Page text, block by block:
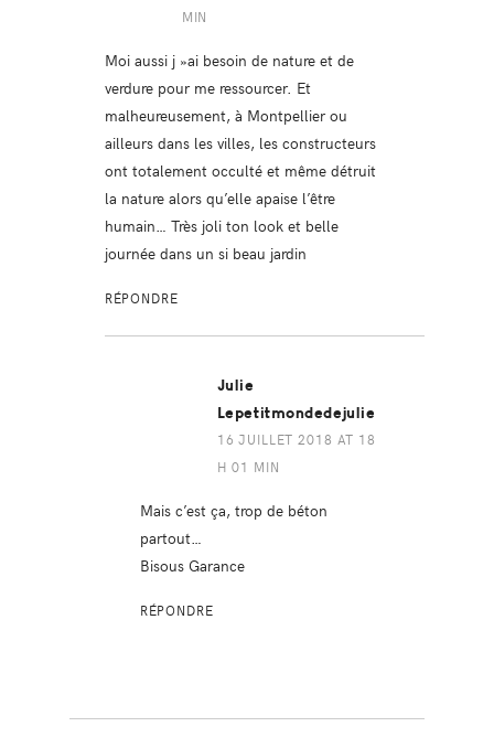
MIN
Moi aussi j »ai besoin de nature et de
verdure pour me ressourcer. Et
malheureusement, à Montpellier ou
ailleurs dans les villes, les constructeurs
ont totalement occulté et même détruit
la nature alors qu’elle apaise l’être
humain… Très joli ton look et belle
journée dans un si beau jardin
RÉPONDRE
Julie
Lepetitmondedejulie
16 JUILLET 2018 AT 18
H 01 MIN
Mais c’est ça, trop de béton
partout…
Bisous Garance
RÉPONDRE